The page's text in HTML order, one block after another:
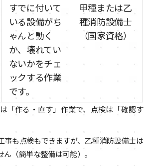
すでに付いて
いる設備がち
ゃんと動く
か、壊れてい
ないかをチェ
ックする作業
です。
甲種または乙
種消防設備士
（国家資格）
「作る・直す」作業で、点検は「確認す
事も点検もできますが、乙種消防設備士は
（簡単な整備は可能）。